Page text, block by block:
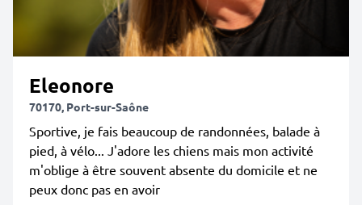
Eleonore
70170, Port-sur-Saône
Sportive, je fais beaucoup de randonnées, balade à
pied, à vélo... J'adore les chiens mais mon activité
m'oblige à être souvent absente du domicile et ne
peux donc pas en avoir